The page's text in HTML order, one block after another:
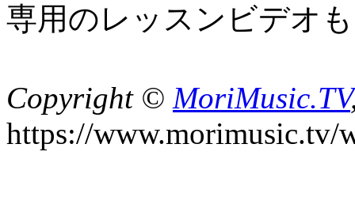
専用のレッスンビデオ
Copyright © MoriMusic.TV
https://www.morimusic.tv/